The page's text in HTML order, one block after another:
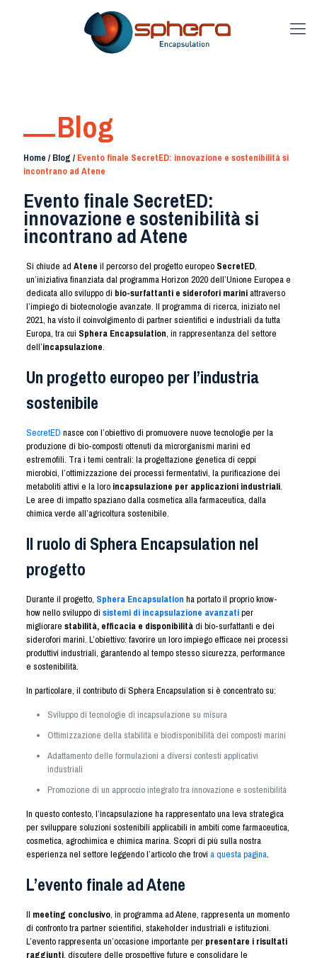
Blog
Home / Blog / Evento finale SecretED: innovazione e sostenibilità si
incontrano ad Atene
Evento finale SecretED:
innovazione e sostenibilità si
incontrano ad Atene
Si chiude ad Atene il percorso del progetto europeo SecretED,
un’iniziativa finanziata dal programma Horizon 2020 dell’Unione Europea e
dedicata allo sviluppo di bio-surfattanti e siderofori mariniattraverso
l’impiego di biotecnologie avanzate. Il programma di ricerca, iniziato nel
2021, ha visto il coinvolgimento di partner scientifici e industriali da tutta
Europa, tra cui Sphera Encapsulation, in rappresentanza del settore
dell’incapsulazione.
Un progetto europeo per l’industria
sostenibile
SecretED nasce con l’obiettivo di promuovere nuove tecnologie per la
produzione di bio-composti ottenuti da microrganismi marini ed
estremofili. Tra i temi centrali: la progettazione genetica di ceppi
microbici, l’ottimizzazione dei processi fermentativi, la purificazione dei
metaboliti attivi e la loro incapsulazione per applicazioni industriali.
Le aree di impatto spaziano dalla cosmetica alla farmaceutica, dalla
chimica verde all’agricoltura sostenibile.
Il ruolo di Sphera Encapsulation nel
progetto
Durante il progetto, Sphera Encapsulation ha portato il proprio know-
how nello sviluppo di sistemi di incapsulazione avanzatiper
migliorare stabilità, efficacia e disponibilitàdi bio-surfattanti e dei
siderofori marini. L’obiettivo: favorire un loro impiego efficace nei processi
produttivi industriali, garantendo al tempo stesso sicurezza, performance
e sostenibilità.
In particolare, il contributo di Sphera Encapsulation si è concentrato su:
Sviluppo di tecnologie di incapsulazione su misura
Ottimizzazione della stabilità e biodisponibilità dei composti marini
Adattamento delle formulazioni a diversi contesti applicativi
industriali
Promozione di un approccio integrato tra innovazione e sostenibilità
In questo contesto, l’incapsulazione ha rappresentato una leva strategica
per sviluppare soluzioni sostenibili applicabili in ambiti come farmaceutica,
cosmetica, agrochimica e chimica marina. Scopri di più sulla nostra
esperienza nel settore leggendo l’articolo che trovi a questa pagina.
L’evento finale ad Atene
Il meeting conclusivo, in programma ad Atene, rappresenta un momento
di confronto tra partner scientifici, stakeholder industriali e istituzioni.
L’evento rappresenta un’occasione importante per presentare i risultati
raggiunti, discutere delle prospettive future e consolidare le